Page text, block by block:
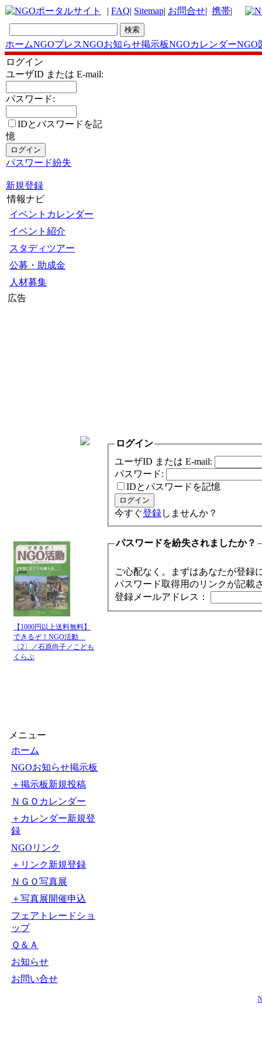
| FAQ| Sitemap| お問合せ| 携帯|
ホームNGOプレスNGOお知らせ掲示板NGOカレンダーNGO
ログイン
ユーザID または E-mail:
パスワード:
IDとパスワードを記
憶
パスワード紛失
新規登録
情報ナビ
イベントカレンダー
イベント紹介
スタディツアー
公募・助成金
人材募集
広告
【1000円以上送料無料】
できるぞ！NGO活動
〔2〕／石原尚子／こども
くらぶ
メニュー
ホーム
NGOお知らせ掲示板
＋掲示板新規投稿
ＮＧＯカレンダー
＋カレンダー新規登
録
NGOリンク
＋リンク新規登録
ＮＧＯ写真展
＋写真展開催申込
フェアトレードショ
ップ
Ｑ＆Ａ
お知らせ
お問い合せ
ログイン
ユーザID または E-mail:
パスワード:
IDとパスワードを記憶
今すぐ登録しませんか？
パスワードを紛失されましたか？
ご心配なく。まずはあなたが登録
パスワード取得用のリンクが記載
登録メールアドレス：